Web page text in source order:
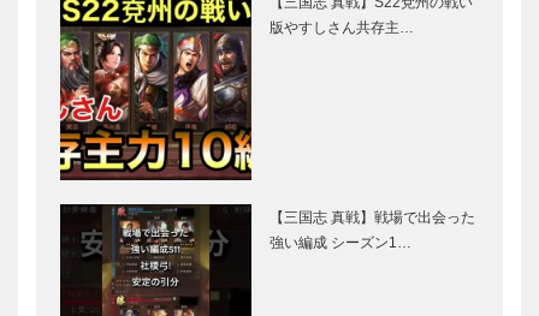
版やすしさん共存主…
【三国志 真戦】戦場で出会った
強い編成 シーズン1…